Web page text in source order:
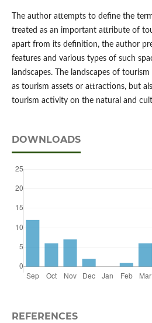
The author attempts to define the
treated as an important attribute of
apart from its definition, the author
features and various types of such
landscapes. The landscapes of
as tourism assets or attractions, but
tourism activity on the natural and
DOWNLOADS
REFERENCES